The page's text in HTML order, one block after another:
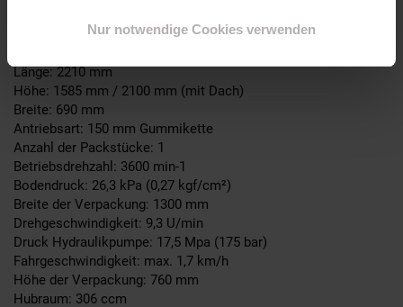
Nur notwendige Cookies verwenden
Länge: 2210 mm
Höhe: 1585 mm / 2100 mm (mit Dach)
Breite: 690 mm
Antriebsart: 150 mm Gummikette
Anzahl der Packstücke: 1
Betriebsdrehzahl: 3600 min-1
Bodendruck: 26,3 kPa (0,27 kgf/cm²)
Breite der Verpackung: 1300 mm
Drehgeschwindigkeit: 9,3 U/min
Druck Hydraulikpumpe: 17,5 Mpa (175 bar)
Fahrgeschwindigkeit: max. 1,7 km/h
Höhe der Verpackung: 760 mm
Hubraum: 306 ccm